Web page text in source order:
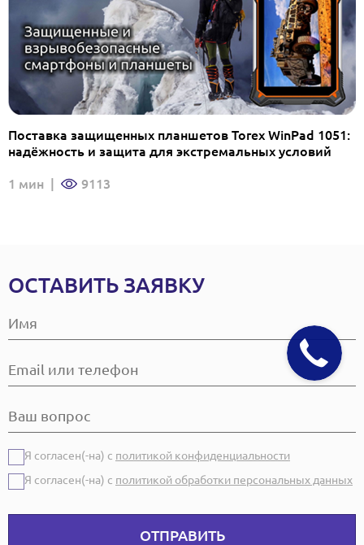
Поставка защищенных планшетов Torex WinPad 1051:
надёжность и защита для экстремальных условий
1 мин 9113
ОСТАВИТЬ ЗАЯВКУ
Я согласен(-на) с политикой конфиденциальности
Я согласен(-на) с политикой обработки персональных данных
ОТПРАВИТЬ